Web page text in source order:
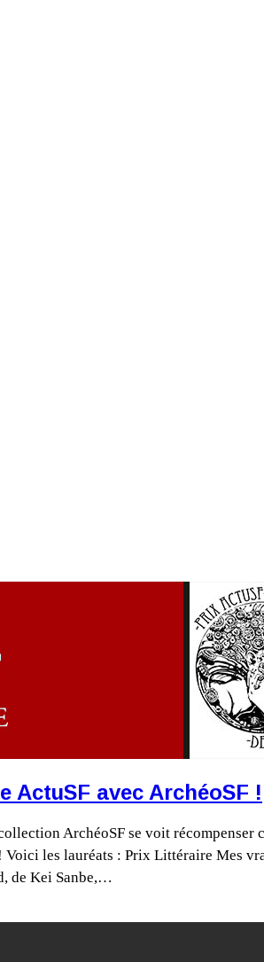
avec ArchéoSF !
ArchéoSF se voit
les lauréats : Prix Littéraire Mes
de Kei Sanbe,…